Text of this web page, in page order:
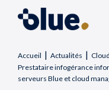
Accueil | Actualités |
Prestataire infogérance
serveurs Blue et cloud